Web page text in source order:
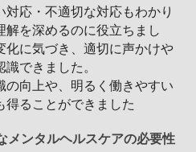
応・不適切な対応もわかり
を深めるのに役立ちまし
に気づき、適切に声かけや
できました。
の向上や、明るく働きやすい
ることができました
メンタルヘルスケアの必要性